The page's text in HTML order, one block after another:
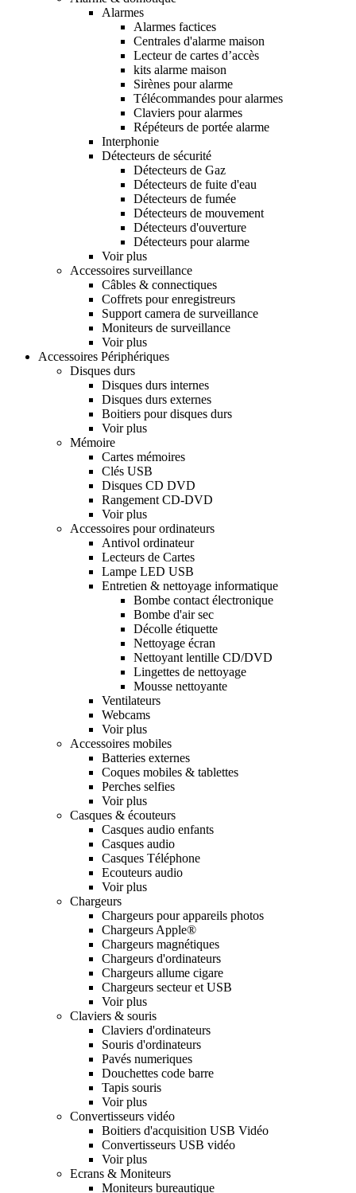
Alarmes
Alarmes factices
Centrales d'alarme maison
Lecteur de cartes d’accès
kits alarme maison
Sirènes pour alarme
Télécommandes pour alarmes
Claviers pour alarmes
Répéteurs de portée alarme
Interphonie
Détecteurs de sécurité
Détecteurs de Gaz
Détecteurs de fuite d'eau
Détecteurs de fumée
Détecteurs de mouvement
Détecteurs d'ouverture
Détecteurs pour alarme
Voir plus
Accessoires surveillance
Câbles & connectiques
Coffrets pour enregistreurs
Support camera de surveillance
Moniteurs de surveillance
Voir plus
Accessoires Périphériques
Disques durs
Disques durs internes
Disques durs externes
Boitiers pour disques durs
Voir plus
Mémoire
Cartes mémoires
Clés USB
Disques CD DVD
Rangement CD-DVD
Voir plus
Accessoires pour ordinateurs
Antivol ordinateur
Lecteurs de Cartes
Lampe LED USB
Entretien & nettoyage informatique
Bombe contact électronique
Bombe d'air sec
Décolle étiquette
Nettoyage écran
Nettoyant lentille CD/DVD
Lingettes de nettoyage
Mousse nettoyante
Ventilateurs
Webcams
Voir plus
Accessoires mobiles
Batteries externes
Coques mobiles & tablettes
Perches selfies
Voir plus
Casques & écouteurs
Casques audio enfants
Casques audio
Casques Téléphone
Ecouteurs audio
Voir plus
Chargeurs
Chargeurs pour appareils photos
Chargeurs Apple®
Chargeurs magnétiques
Chargeurs d'ordinateurs
Chargeurs allume cigare
Chargeurs secteur et USB
Voir plus
Claviers & souris
Claviers d'ordinateurs
Souris d'ordinateurs
Pavés numeriques
Douchettes code barre
Tapis souris
Voir plus
Convertisseurs vidéo
Boitiers d'acquisition USB Vidéo
Convertisseurs USB vidéo
Voir plus
Ecrans & Moniteurs
Moniteurs bureautique